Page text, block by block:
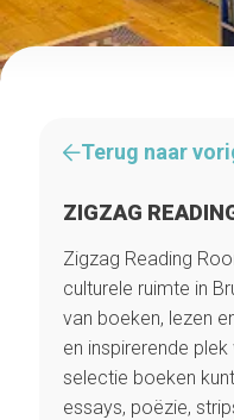
Terug naar
ZIGZAG
Zigzag Reading
culturele ruimte in
van boeken, lezen
en inspirerende
selectie boeken
essays, poëzie,